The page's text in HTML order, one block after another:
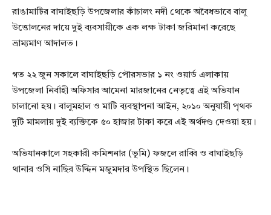
রাঙামাটির বাঘাইছড়ি উপজেলার কাঁচালং নদী থেকে অবৈধভাবে বালু
উত্তোলনের দায়ে দুই ব্যবসায়ীকে এক লক্ষ টাকা জরিমানা করেছে
ভ্রাম্যমাণ আদালত।
গত ২২ জুন সকালে বাঘাইছড়ি পৌরসভার ১ নং ওয়ার্ড এলাকায়
উপজেলা নির্বাহী অফিসার আমেনা মারজানের নেতৃত্বে এই অভিযান
চালানো হয়। বালুমহাল ও মাটি ব্যবস্থাপনা আইন, ২০১০ অনুযায়ী পৃথক
দুটি মামলায় দুই ব্যক্তিকে ৫০ হাজার টাকা করে এই অর্থদণ্ড দেওয়া হয়।
অভিযানকালে সহকারী কমিশনার (ভূমি) ফজলে রাব্বি ও বাঘাইছড়ি
থানার ওসি নাছির উদ্দিন মজুমদার উপস্থিত ছিলেন।